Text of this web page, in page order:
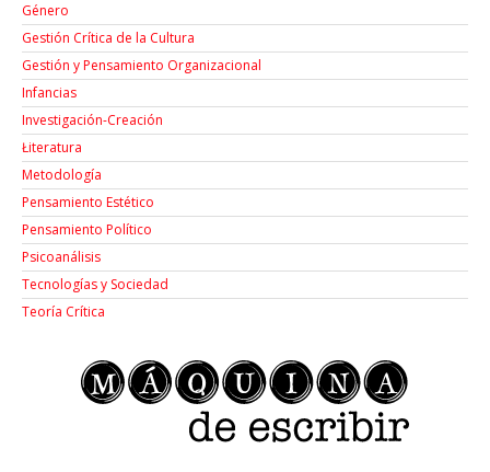
Género
Gestión Crítica de la Cultura
Gestión y Pensamiento Organizacional
Infancias
Investigación-Creación
Łiteratura
Metodología
Pensamiento Estético
Pensamiento Político
Psicoanálisis
Tecnologías y Sociedad
Teoría Crítica